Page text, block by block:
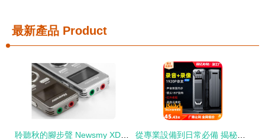
最新產品 Product